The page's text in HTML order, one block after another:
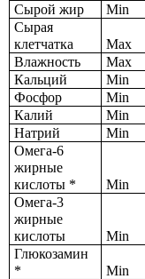
Сырой жир
Min
Сырая
клетчатка
Max
Влажность
Max
Кальций
Min
Фосфор
Min
Калий
Min
Натрий
Min
Омега-6
жирные
кислоты *
Min
Омега-3
жирные
кислоты
Min
Глюкозамин
*
Min